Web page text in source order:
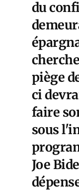
du
piège
ci
faire
sous
Joe